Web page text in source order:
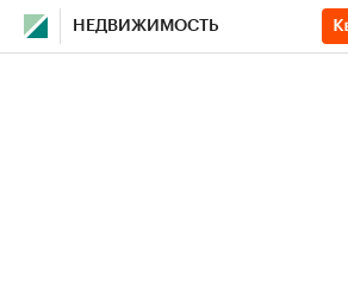
НЕДВИЖИМОСТЬ